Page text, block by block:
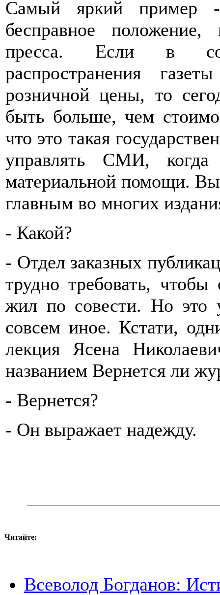
Самый яркий пример
бесправное положение,
пресса. Если в
распространения
розничной цены, то
быть больше, чем
что это такая
управлять СМИ,
материальной помощи. Вы
главным во многих
- Какой?
- Отдел заказных
трудно требовать,
жил по совести. Но это
совсем иное. Кстати,
лекция Ясена
названием Вернется ли
- Вернется?
- Он выражает надежду.
Читайте:
Всеволод Богданов: